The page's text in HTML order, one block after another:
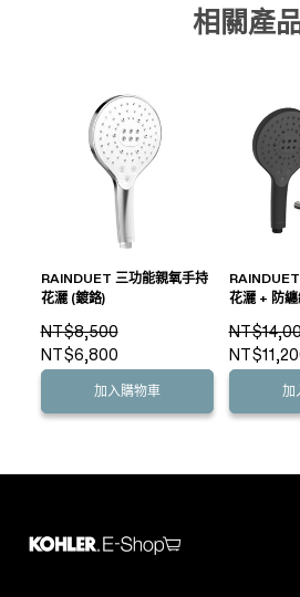
相關產
RAINDUET 三功能親氧手持
花灑 (鍍鉻)
NT$8,500
NT$6,800
加入購物車
花灑 + 防
加